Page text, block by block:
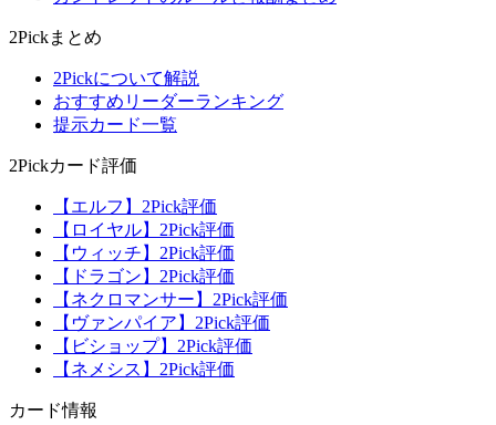
2Pickまとめ
2Pickについて解説
おすすめリーダーランキング
提示カード一覧
2Pickカード評価
【エルフ】2Pick評価
【ロイヤル】2Pick評価
【ウィッチ】2Pick評価
【ドラゴン】2Pick評価
【ネクロマンサー】2Pick評価
【ヴァンパイア】2Pick評価
【ビショップ】2Pick評価
【ネメシス】2Pick評価
カード情報